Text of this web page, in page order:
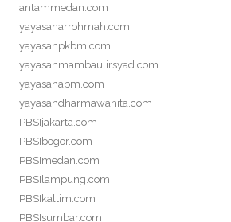
antammedan.com
yayasanarrohmah.com
yayasanpkbm.com
yayasanmambaulirsyad.com
yayasanabm.com
yayasandharmawanita.com
PBSIjakarta.com
PBSIbogor.com
PBSImedan.com
PBSIlampung.com
PBSIkaltim.com
PBSIsumbar.com